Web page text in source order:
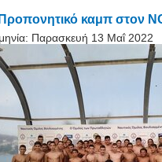
καμπ στον
Παρασκευή 13 Μαΐ 2022